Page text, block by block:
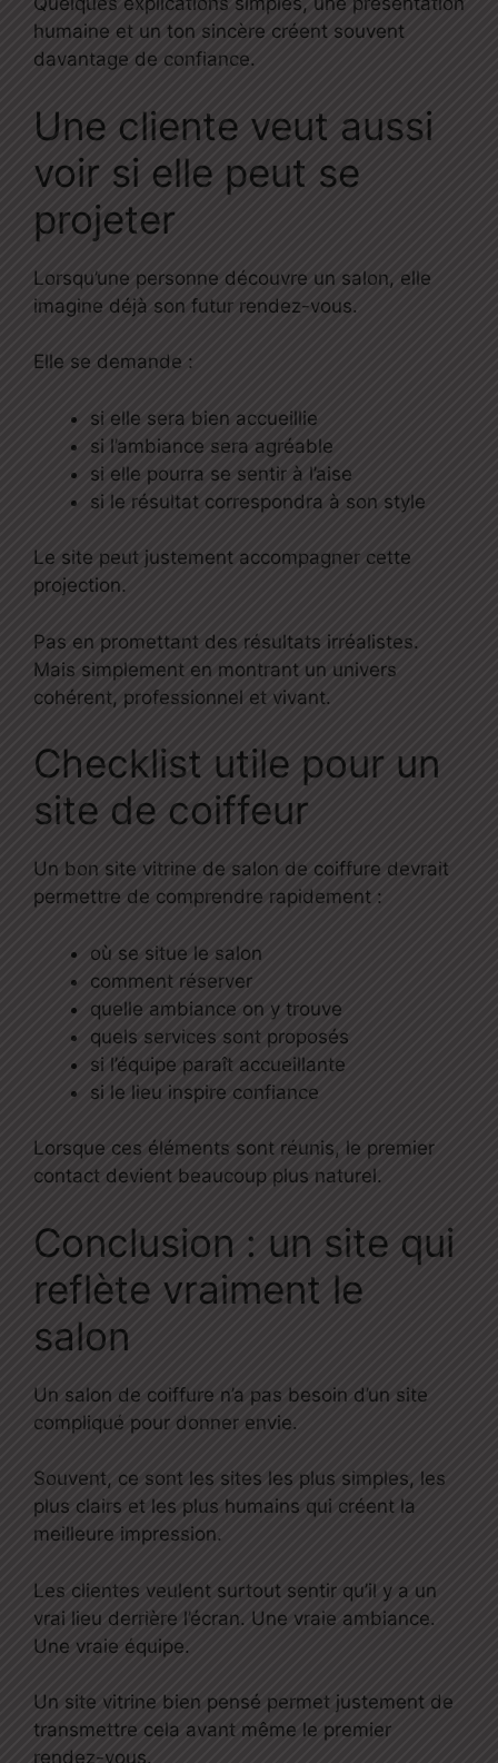
humaine et un ton sincère créent souvent
davantage de confiance.
Une cliente veut aussi
voir si elle peut se
projeter
Lorsqu’une personne découvre un salon, elle
imagine déjà son futur rendez-vous.
Elle se demande :
si elle sera bien accueillie
si l’ambiance sera agréable
si elle pourra se sentir à l’aise
si le résultat correspondra à son style
Le site peut justement accompagner cette
projection.
Pas en promettant des résultats irréalistes.
Mais simplement en montrant un univers
cohérent, professionnel et vivant.
Checklist utile pour un
site de coiffeur
Un bon site vitrine de salon de coiffure devrait
permettre de comprendre rapidement :
où se situe le salon
comment réserver
quelle ambiance on y trouve
quels services sont proposés
si l’équipe paraît accueillante
si le lieu inspire confiance
Lorsque ces éléments sont réunis, le premier
contact devient beaucoup plus naturel.
Conclusion : un site qui
reflète vraiment le
salon
Un salon de coiffure n’a pas besoin d’un site
compliqué pour donner envie.
Souvent, ce sont les sites les plus simples, les
plus clairs et les plus humains qui créent la
meilleure impression.
Les clientes veulent surtout sentir qu’il y a un
vrai lieu derrière l’écran. Une vraie ambiance.
Une vraie équipe.
Un site vitrine bien pensé permet justement de
transmettre cela avant même le premier
rendez-vous.